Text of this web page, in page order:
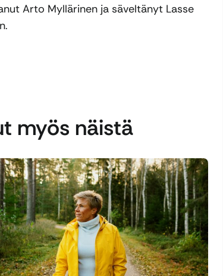
Arto Myllärinen ja säveltänyt Lasse
myös näistä